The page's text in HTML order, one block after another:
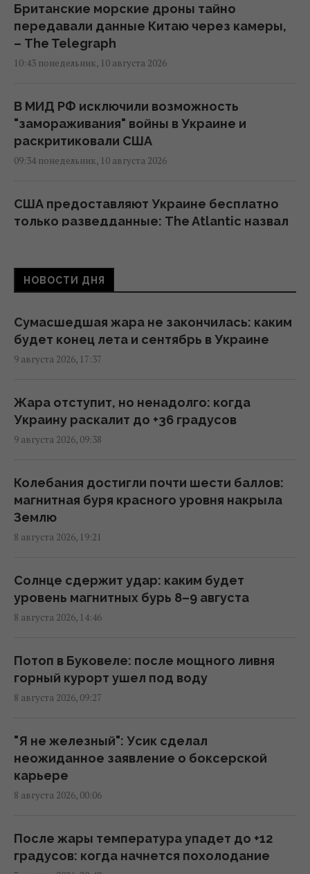
Британские морские дроны тайно
передавали данные Китаю через камеры,
– The Telegraph
10:43 понедельник, 10 августа 2026
В МИД РФ исключили возможность
"замораживания" войны в Украине и
раскритиковали США
09:34 понедельник, 10 августа 2026
США предоставляют Украине бесплатно
только разведданные: The Atlantic назвал
гражданах, которые воевали на стороне
РФ в Украине
07:37 понедельник, 10 августа 2026
Нападёт ли Путин на НАТО: эксперт
предсказал, во что это ему обойдётся
01:59 понедельник, 10 августа 2026
Турция возобновила транзит судов через
Чёрное море после задержек, –
Bloomberg
00:54 понедельник, 10 августа 2026
Взрыв в московском ресторане: СМИ
получили новые данные о числе погибших
23:32 воскресенье, 09 августа 2026
В России заявили о желании пробиться к
Индийскому океану
23:02 воскресенье, 09 августа 2026
Трамп был готов завершить войну против
Ирана без подписания ядерного
соглашения, - WSJ
21:47 воскресенье, 09 августа 2026
Самый старый президент в мире уехал в
короткую командировку и пропал на два
месяца, - СМИ
НОВОСТИ ДНЯ
Сумасшедшая жара не закончилась: каким
будет конец лета и сентябрь в Украине
9 августа 2026, 17:37
Жара отступит, но ненадолго: когда
Украину раскалит до +36 градусов
9 августа 2026, 09:38
Колебания достигли почти шести баллов:
магнитная буря красного уровня накрыла
Землю
8 августа 2026, 19:21
Солнце сдержит удар: каким будет
уровень магнитных бурь 8–9 августа
8 августа 2026, 14:46
Потоп в Буковеле: после мощного ливня
горный курорт ушел под воду
8 августа 2026, 09:27
"Я не железный": Усик сделал
неожиданное заявление о боксерской
карьере
8 августа 2026, 00:06
После жары температура упадет до +12
градусов: когда начнется похолодание